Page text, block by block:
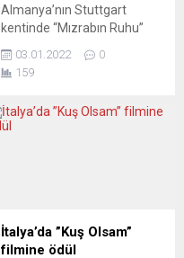
ayında paylaştığı 2021-
2023’ü kapsayan büyüme...
Almanya’nın Stuttgart
kentinde “Mızrabın Ruhu”
müziği konseri
düzenleniyor. Gül
konser 8 Ocak cumartesi
Temel, kanunda Ender
Berkay Temel yer alacak.
03.01.2022
0
159
İtalya’da ”Kuş Olsam”
filmine ödül